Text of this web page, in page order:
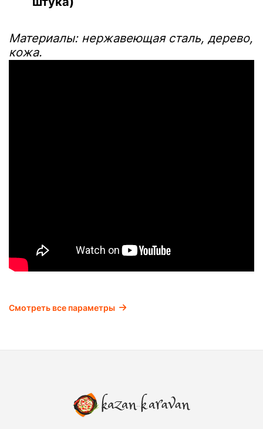
Материалы: нержавеющая сталь, дерево,
кожа.
Смотреть все параметры